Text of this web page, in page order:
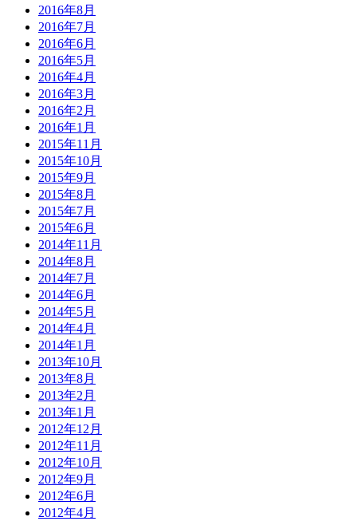
2016年8月
2016年7月
2016年6月
2016年5月
2016年4月
2016年3月
2016年2月
2016年1月
2015年11月
2015年10月
2015年9月
2015年8月
2015年7月
2015年6月
2014年11月
2014年8月
2014年7月
2014年6月
2014年5月
2014年4月
2014年1月
2013年10月
2013年8月
2013年2月
2013年1月
2012年12月
2012年11月
2012年10月
2012年9月
2012年6月
2012年4月